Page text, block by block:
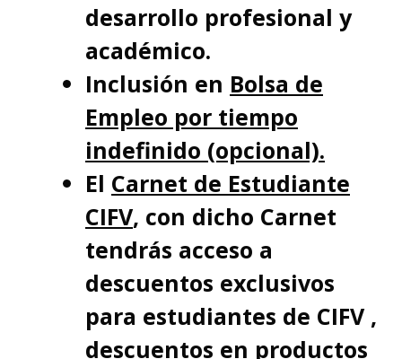
desarrollo profesional y
académico.
Inclusión en Bolsa de
Empleo por tiempo
indefinido (opcional).
El Carnet de Estudiante
CIFV, con dicho Carnet
tendrás acceso a
descuentos exclusivos
para estudiantes de CIFV ,
descuentos en productos